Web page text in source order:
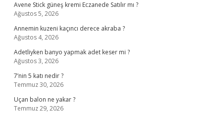
Avene Stick güneş kremi Eczanede Satılır mı ?
Ağustos 5, 2026
Annemin kuzeni kaçıncı derece akraba ?
Ağustos 4, 2026
Adetliyken banyo yapmak adet keser mi ?
Ağustos 3, 2026
7’nin 5 katı nedir ?
Temmuz 30, 2026
Uçan balon ne yakar ?
Temmuz 29, 2026